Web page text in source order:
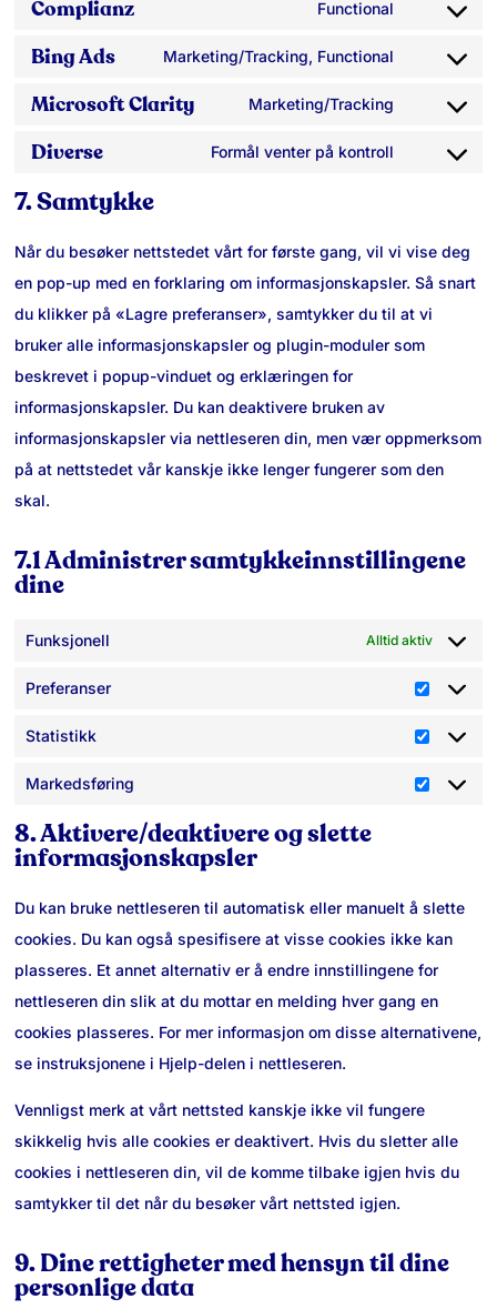
(elegant-
google-
maps
Complianz Functional
Consent
complianz
Bing Ads Marketing/Tracking, Functional
Consent
Microsoft Clarity Marketing/Tracking
Consent
clarity
Diverse Formål venter på kontroll
Consent
diverse
7. Samtykke
Når du besøker nettstedet vårt for første gang, vil vi vise deg
en pop-up med en forklaring om informasjonskapsler. Så snart
du klikker på «Lagre preferanser», samtykker du til at vi
bruker alle informasjonskapsler og plugin-moduler som
beskrevet i popup-vinduet og erklæringen for
informasjonskapsler. Du kan deaktivere bruken av
informasjonskapsler via nettleseren din, men vær oppmerksom
på at nettstedet vår kanskje ikke lenger fungerer som den
skal.
7.1 Administrer samtykkeinnstillingene
dine
Funksjonell Alltid aktiv
Preferanser
Statistikk
Markedsføring
8. Aktivere/deaktivere og slette
informasjonskapsler
Du kan bruke nettleseren til automatisk eller manuelt å slette
cookies. Du kan også spesifisere at visse cookies ikke kan
plasseres. Et annet alternativ er å endre innstillingene for
nettleseren din slik at du mottar en melding hver gang en
cookies plasseres. For mer informasjon om disse alternativene,
se instruksjonene i Hjelp-delen i nettleseren.
Vennligst merk at vårt nettsted kanskje ikke vil fungere
skikkelig hvis alle cookies er deaktivert. Hvis du sletter alle
cookies i nettleseren din, vil de komme tilbake igjen hvis du
samtykker til det når du besøker vårt nettsted igjen.
9. Dine rettigheter med hensyn til dine
personlige data